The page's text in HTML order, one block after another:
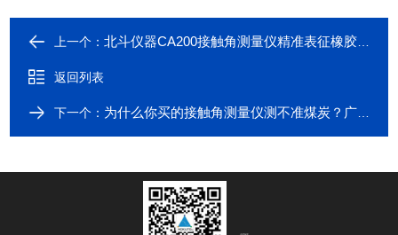
上一个：北斗仪器CA200接触角测量仪精准表征橡胶制品等离子清洗工艺优化
返回列表
下一个： 为什么你买的接触角测量仪测不准煤炭？广东北斗CA200给出解决方案